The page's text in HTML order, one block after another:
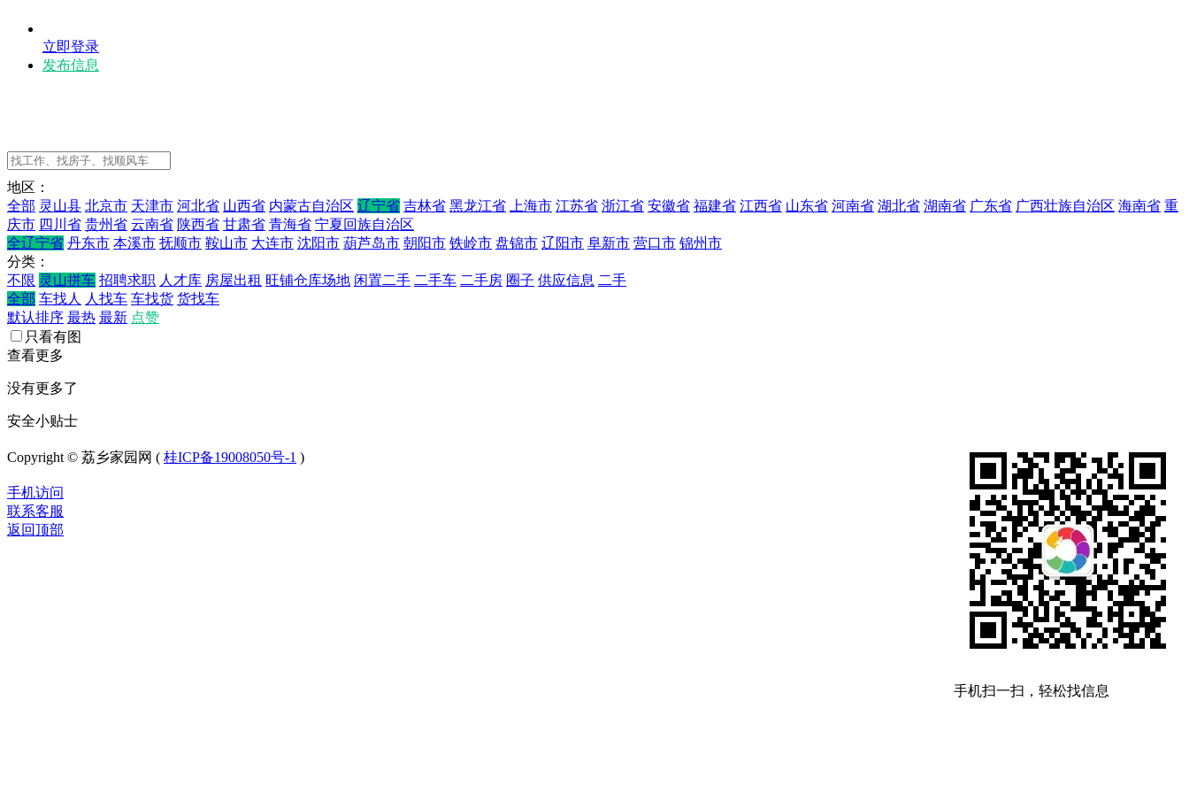
立即登录
发布信息
地区：
全部 灵山县 北京市 天津市 河北省 山西省 内蒙古自治区 辽宁省 吉林省 黑龙江省 上海市 江苏省 浙江省 安徽省 福建省 江西省 山东省 河南省 湖北省 湖南省 广东省 广西壮族自治区 海南省 重
庆市 四川省 贵州省 云南省 陕西省 甘肃省 青海省 宁夏回族自治区
全辽宁省 丹东市 本溪市 抚顺市 鞍山市 大连市 沈阳市 葫芦岛市 朝阳市 铁岭市 盘锦市 辽阳市 阜新市 营口市 锦州市
分类：
不限 灵山拼车 招聘求职 人才库 房屋出租 旺铺仓库场地 闲置二手 二手车 二手房 圈子 供应信息 二手
全部 车找人 人找车 车找货 货找车
默认排序 最热 最新 点赞
只看有图
查看更多
没有更多了
安全小贴士
手机扫一扫，轻松找信息
Copyright © 荔乡家园网 ( 桂ICP备19008050号-1 )
手机访问
联系客服
返回顶部